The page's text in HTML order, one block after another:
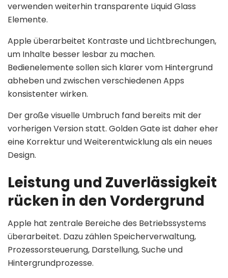
verwenden weiterhin transparente Liquid Glass
Elemente.
Apple überarbeitet Kontraste und Lichtbrechungen,
um Inhalte besser lesbar zu machen.
Bedienelemente sollen sich klarer vom Hintergrund
abheben und zwischen verschiedenen Apps
konsistenter wirken.
Der große visuelle Umbruch fand bereits mit der
vorherigen Version statt. Golden Gate ist daher eher
eine Korrektur und Weiterentwicklung als ein neues
Design.
Leistung und Zuverlässigkeit
rücken in den Vordergrund
Apple hat zentrale Bereiche des Betriebssystems
überarbeitet. Dazu zählen Speicherverwaltung,
Prozessorsteuerung, Darstellung, Suche und
Hintergrundprozesse.